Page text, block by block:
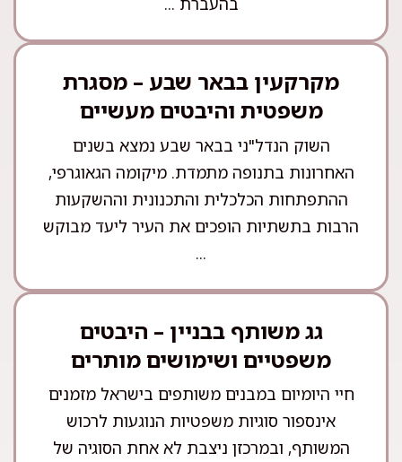
מקרקעין בבאר שבע – מסגרת
משפטית והיבטים מעשיים
השוק הנדל"ני בבאר שבע נמצא בשנים
האחרונות בתנופה מתמדת. מיקומה הגאוגרפי,
ההתפתחות הכלכלית והתכנונית וההשקעות
הרבות בתשתיות הופכים את העיר ליעד מבוקש
...
גג משותף בבניין – היבטים
משפטיים ושימושים מותרים
חיי היומיום במבנים משותפים בישראל מזמנים
אינספור סוגיות משפטיות הנוגעות לרכוש
המשותף, ובמרכזן ניצבת לא אחת הסוגיה של